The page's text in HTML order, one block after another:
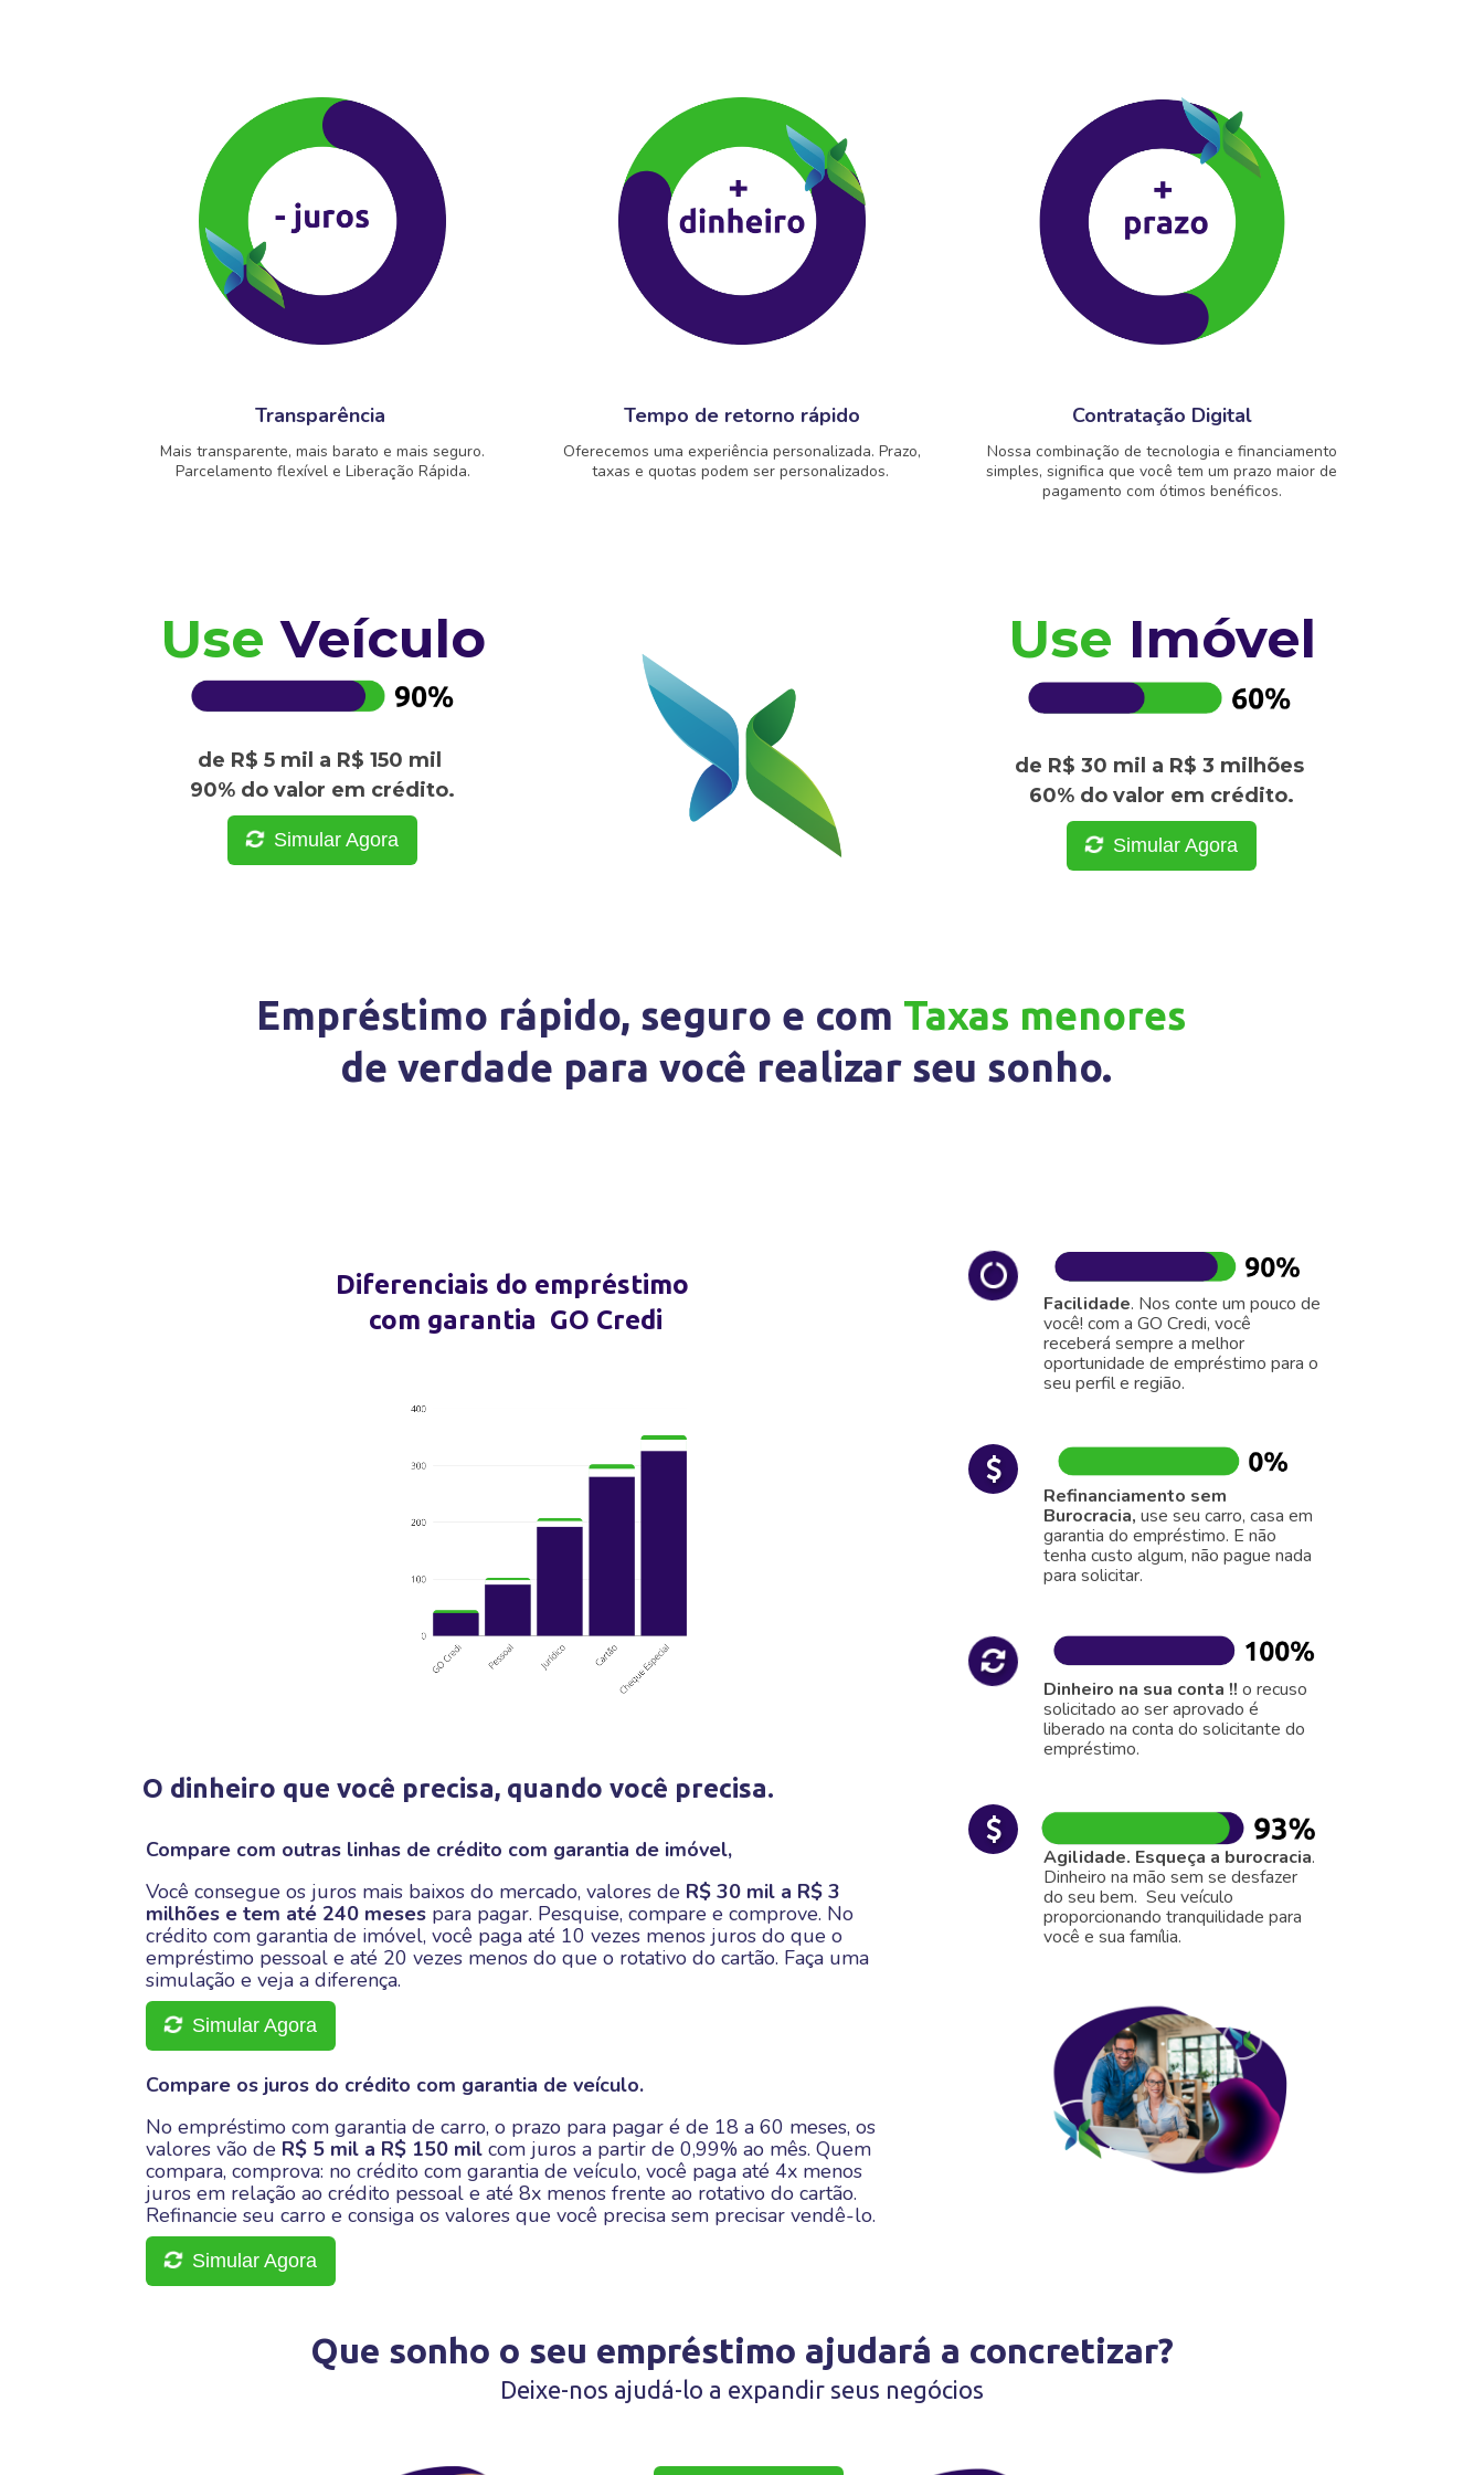
Transparência
Mais transparente, mais barato e mais seguro.
Parcelamento flexível e Liberação Rápida.
Tempo de retorno rápido
Oferecemos uma experiência personalizada. Prazo,
taxas e quotas podem ser personalizados.
Contratação Digital
Nossa combinação de tecnologia e financiamento
simples, significa que você tem um prazo maior de
pagamento com ótimos benéficos.
UseVeículo
de R$ 5 mil a R$ 150 mil
90% do valor em crédito.
Simular Agora
Use Imóvel
de R$ 30 mil a R$ 3 milhões
60% do valor em crédito.
Simular Agora
Empréstimo rápido, seguro e com Taxas menores
de verdade para você realizar seu sonho.
Diferenciais do empréstimo
com garantia GO Credi
O dinheiro que você precisa, quando você precisa.
Compare com outras linhas de crédito com garantia de imóvel,
Você consegue os juros mais baixos do mercado, valores de R$ 30 mil a R$ 3
milhões e tem até 240 meses para pagar. Pesquise, compare e comprove. No
crédito com garantia de imóvel, você paga até 10 vezes menos juros do que o
empréstimo pessoal e até 20 vezes menos do que o rotativo do cartão. Faça uma
simulação e veja a diferença.
Simular Agora
Compare os juros do crédito com garantia de veículo.
No empréstimo com garantia de carro, o prazo para pagar é de 18 a 60 meses, os
valores vão de R$ 5 mil a R$ 150 mil com juros a partir de 0,99% ao mês. Quem
compara, comprova: no crédito com garantia de veículo, você paga até 4x menos
juros em relação ao crédito pessoal e até 8x menos frente ao rotativo do cartão.
Refinancie seu carro e consiga os valores que você precisa sem precisar vendê-lo.
Simular Agora
Facilidade. Nos conte um pouco de
você! com a GO Credi, você
receberá sempre a melhor
oportunidade de empréstimo para o
seu perfil e região.
Refinanciamento sem
Burocracia, use seu carro, casa em
garantia do empréstimo. E não
tenha custo algum, não pague nada
para solicitar.
Dinheiro na sua conta !! o recuso
solicitado ao ser aprovado é
liberado na conta do solicitante do
empréstimo.
Agilidade. Esqueça a burocracia.
Dinheiro na mão sem se desfazer
do seu bem. Seu veículo
proporcionando tranquilidade para
você e sua família.
Que sonho o seu empréstimo ajudará a concretizar?
Deixe-nos ajudá-lo a expandir seus negócios